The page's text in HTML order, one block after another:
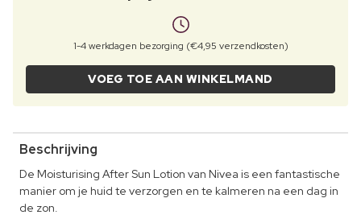
1-4 werkdagen bezorging (€4,95 verzendkosten)
VOEG TOE AAN WINKELMAND
Beschrijving
De Moisturising After Sun Lotion van Nivea is een fantastische
manier om je huid te verzorgen en te kalmeren na een dag in
de zon.